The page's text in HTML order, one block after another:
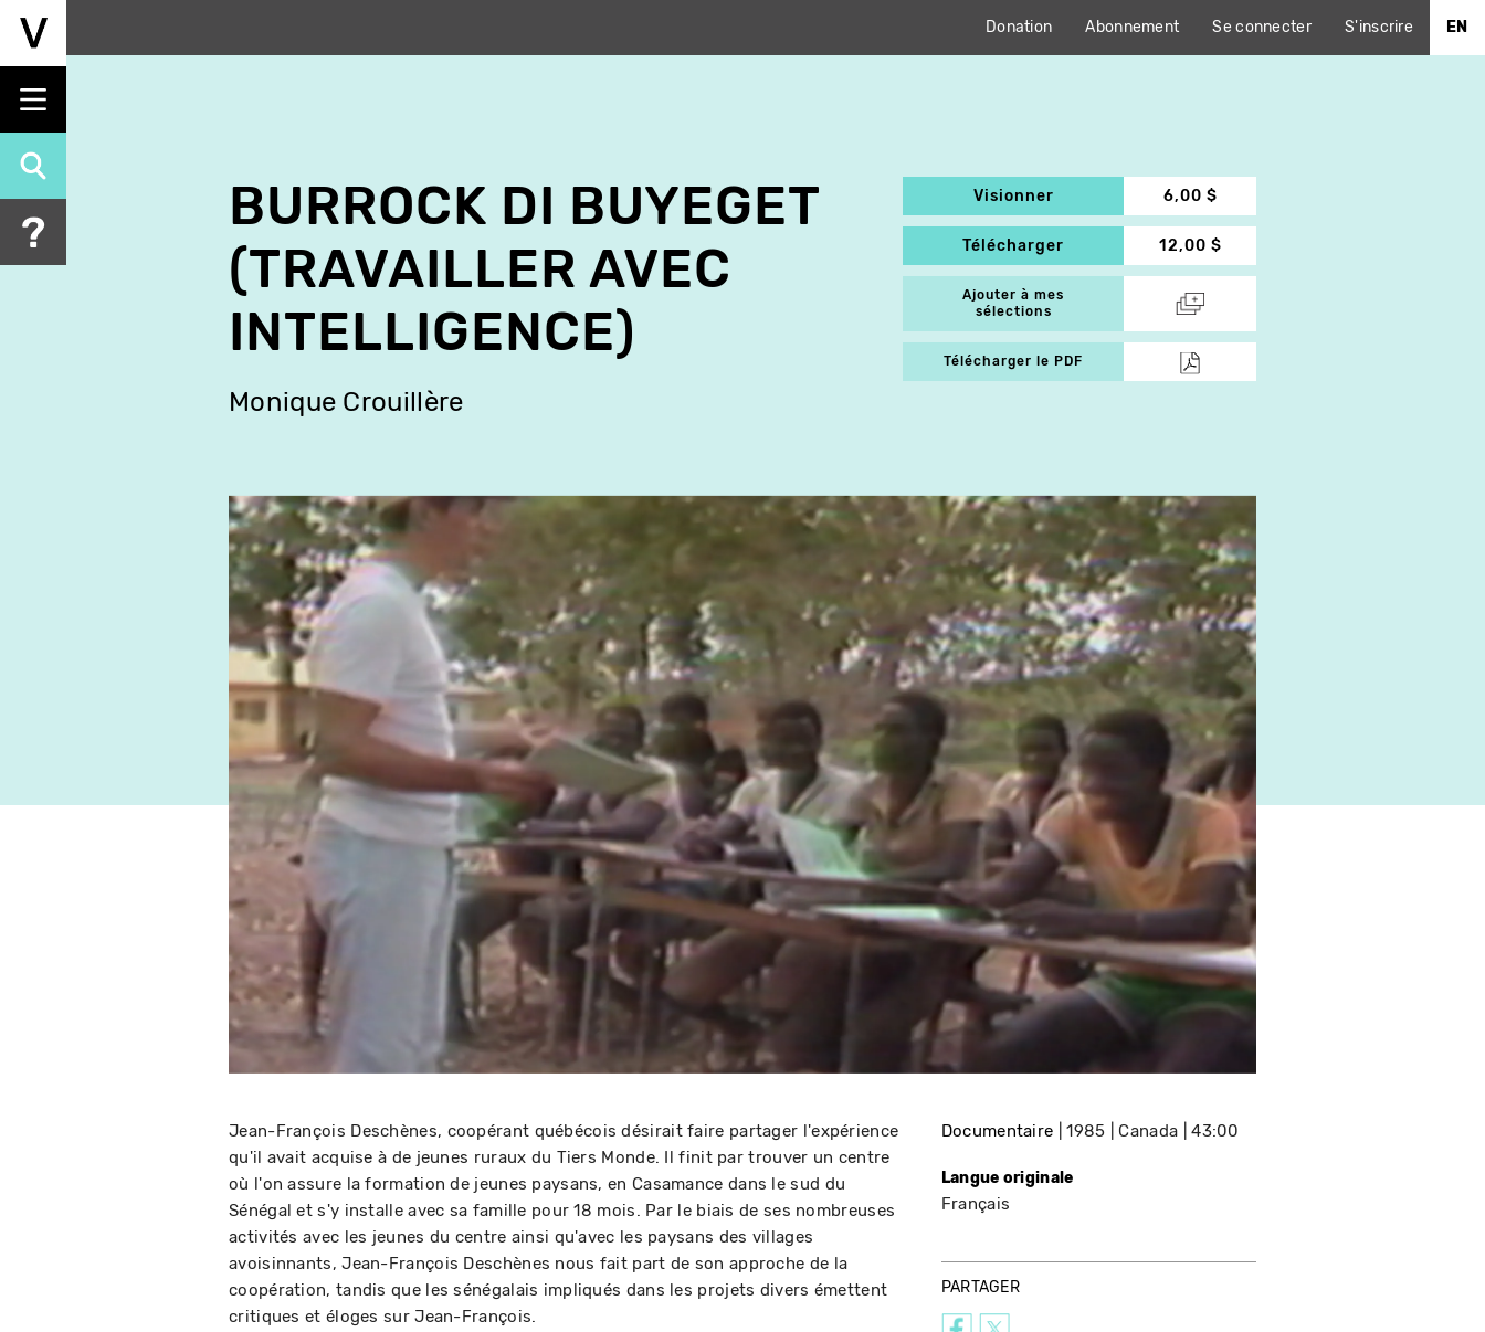
Aller
principal
Donation Abonnement Se connecter S'inscrire EN
BURROCK DI BUYEGET
(TRAVAILLER AVEC
INTELLIGENCE)
Monique Crouillère
Visionner 6,00 $
Télécharger 12,00 $
Ajouter à mes
sélections
Télécharger le PDF
Jean-François Deschènes, coopérant québécois désirait faire partager l'expérience
qu'il avait acquise à de jeunes ruraux du Tiers Monde. Il finit par trouver un centre
où l'on assure la formation de jeunes paysans, en Casamance dans le sud du
Sénégal et s'y installe avec sa famille pour 18 mois. Par le biais de ses nombreuses
activités avec les jeunes du centre ainsi qu'avec les paysans des villages
avoisinnants, Jean-François Deschènes nous fait part de son approche de la
coopération, tandis que les sénégalais impliqués dans les projets divers émettent
critiques et éloges sur Jean-François.
Documentaire 1985 Canada 43:00
Langue originale
Français
PARTAGER